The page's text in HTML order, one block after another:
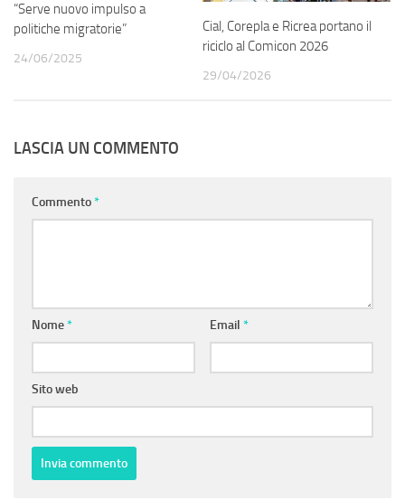
“Serve nuovo impulso a
politiche migratorie”
24/06/2025
Cial, Corepla e Ricrea portano il
riciclo al Comicon 2026
29/04/2026
LASCIA UN COMMENTO
Commento*
Nome* Email *
Sito web